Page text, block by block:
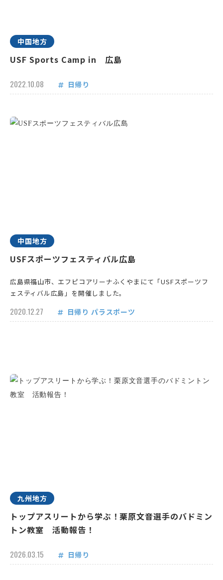
中国地方
USF Sports Camp in 広島
2022.10.08 日帰り
中国地方
USFスポーツフェスティバル広島
広島県福山市、エフピコアリーナふくやまにて「USFスポーツフ
ェスティバル広島」を開催しました。
2020.12.27 日帰り パラスポーツ
九州地方
トップアスリートから学ぶ！栗原文音選手のバドミン
トン教室 活動報告！
2026.03.15 日帰り